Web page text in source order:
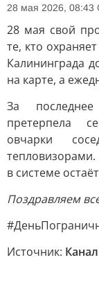
28 мая 2026, 08:43
28 мая свой
те, кто
Калининграда
на карте, а
За
претерпела
овчарки
в системе
Поздравляем
Источник: